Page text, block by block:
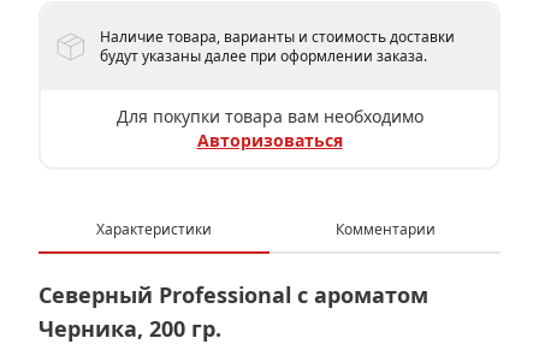
Наличие товара, варианты и стоимость доставки
будут указаны далее при оформлении заказа.
Для покупки товара вам необходимо
Авторизоваться
Характеристики Комментарии
Северный Professional с ароматом
Черника, 200 гр.